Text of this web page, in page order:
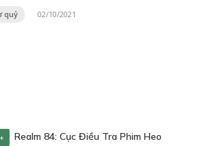
quỷ 02/10/2021
Realm 84: Cục Điều Tra Phim Heo